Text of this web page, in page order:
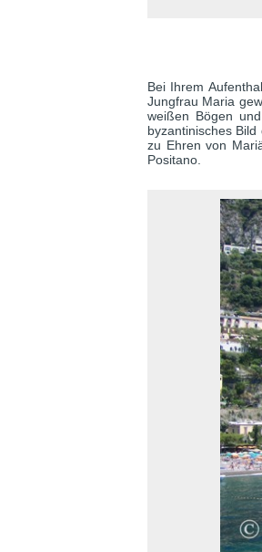
Bei Ihrem
Jungfrau Maria
weißen Bögen
byzantinisches
zu Ehren von
Positano.